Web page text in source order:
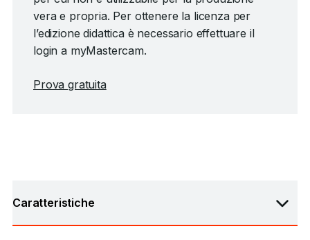
vera e propria. Per ottenere la licenza per
l’edizione didattica è necessario effettuare il
login a myMastercam.
Prova gratuita
Caratteristiche